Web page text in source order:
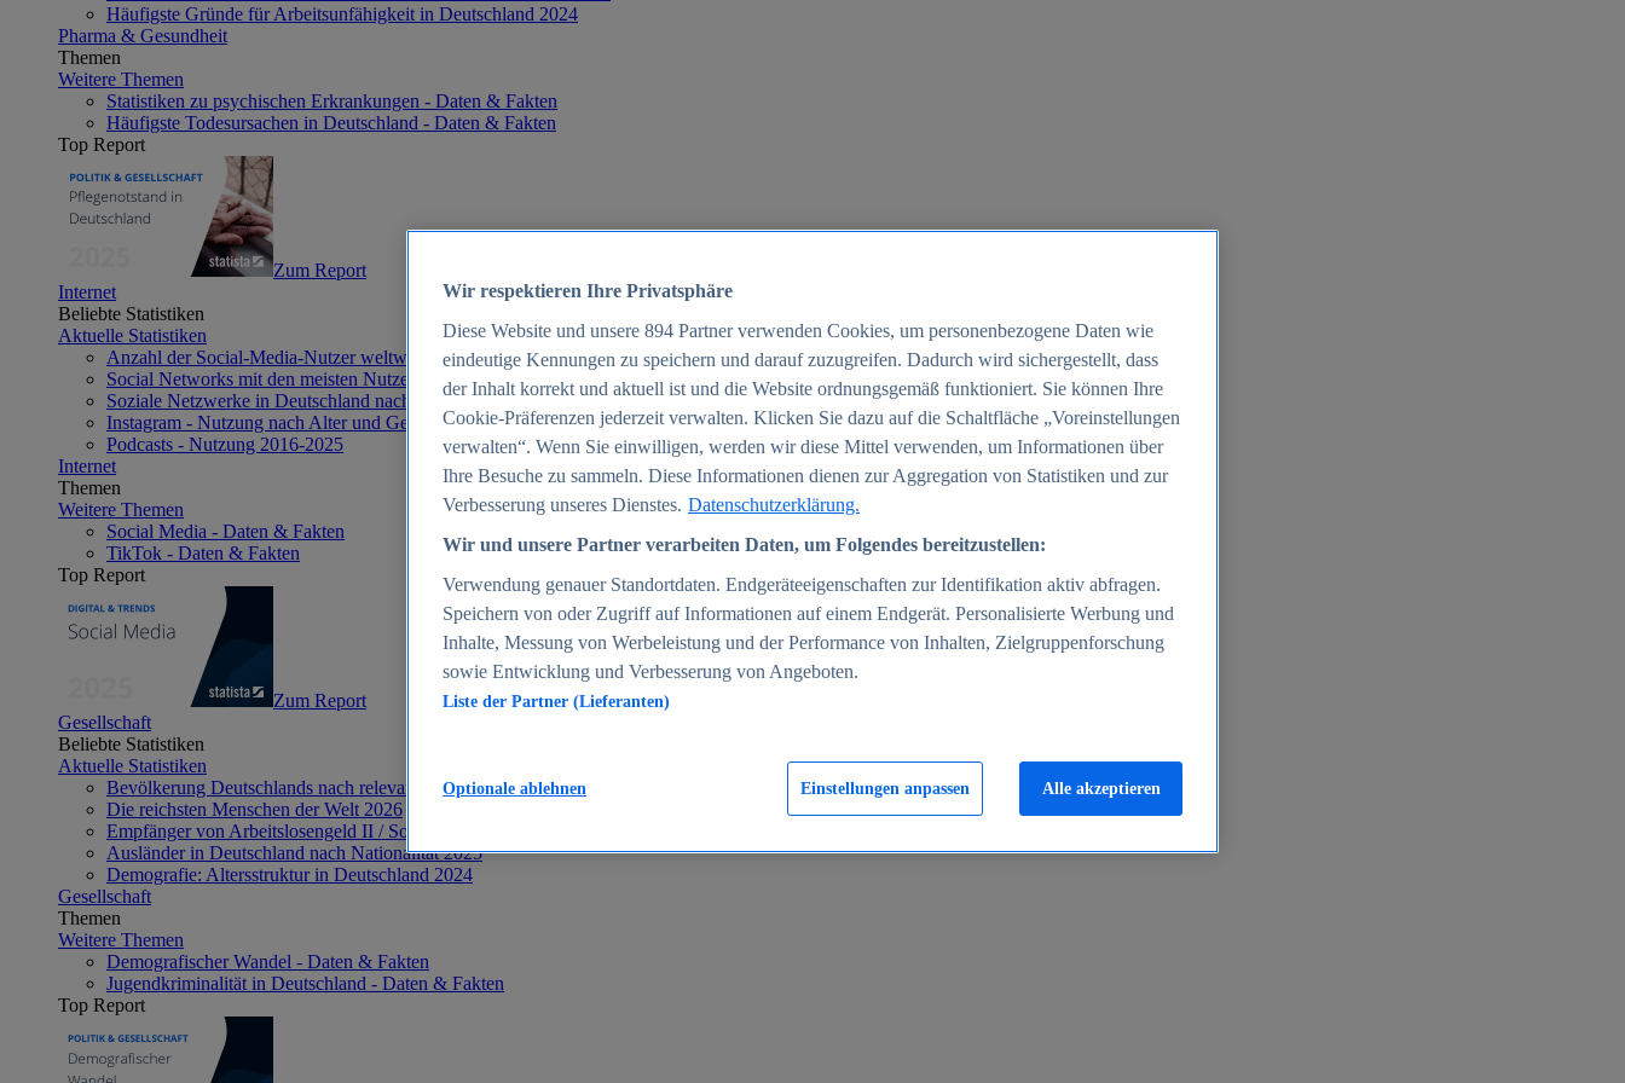
Häufigste Gründe für Arbeitsunfähigkeit in Deutschland 2024
Pharma & Gesundheit
Themen
Weitere Themen
Statistiken zu psychischen Erkrankungen - Daten & Fakten
Häufigste Todesursachen in Deutschland - Daten & Fakten
Top Report
Zum Report
Internet
Beliebte Statistiken
Aktuelle Statistiken
Anzahl der Social-Media-Nutzer weltweit 2012-2025
Social Networks mit den meisten Nutzern weltweit 2025
Soziale Netzwerke in Deutschland nach Generationen 2025
Instagram - Nutzung nach Alter und Geschlecht in Deutschland 2025
Podcasts - Nutzung 2016-2025
Internet
Themen
Weitere Themen
Social Media - Daten & Fakten
TikTok - Daten & Fakten
Top Report
Zum Report
Gesellschaft
Beliebte Statistiken
Aktuelle Statistiken
Bevölkerung Deutschlands nach relevanten Altersgruppen 2024
Die reichsten Menschen der Welt 2026
Empfänger von Arbeitslosengeld II / Sozialgeld / Bürgergeld in Deutschland 2005-2025
Ausländer in Deutschland nach Nationalität 2025
Demografie: Altersstruktur in Deutschland 2024
Gesellschaft
Themen
Weitere Themen
Demografischer Wandel - Daten & Fakten
Jugendkriminalität in Deutschland - Daten & Fakten
Top Report
Wir respektieren Ihre Privatsphäre
Diese Website und unsere 894 Partner verwenden Cookies, um personenbezogene Daten wie
eindeutige Kennungen zu speichern und darauf zuzugreifen. Dadurch wird sichergestellt, dass
der Inhalt korrekt und aktuell ist und die Website ordnungsgemäß funktioniert. Sie können Ihre
Cookie-Präferenzen jederzeit verwalten. Klicken Sie dazu auf die Schaltfläche „Voreinstellungen
verwalten“. Wenn Sie einwilligen, werden wir diese Mittel verwenden, um Informationen über
Ihre Besuche zu sammeln. Diese Informationen dienen zur Aggregation von Statistiken und zur
Verbesserung unseres Dienstes. Datenschutzerklärung.
Wir und unsere Partner verarbeiten Daten, um Folgendes bereitzustellen:
Verwendung genauer Standortdaten. Endgeräteeigenschaften zur Identifikation aktiv abfragen.
Speichern von oder Zugriff auf Informationen auf einem Endgerät. Personalisierte Werbung und
Inhalte, Messung von Werbeleistung und der Performance von Inhalten, Zielgruppenforschung
sowie Entwicklung und Verbesserung von Angeboten.
Liste der Partner (Lieferanten)
Einstellungen anpassen
Optionale ablehnen Alle akzeptieren